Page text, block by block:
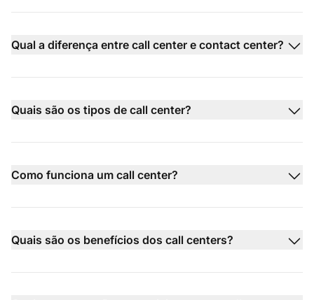
Qual a diferença entre call center e contact center?
Quais são os tipos de call center?
Como funciona um call center?
Quais são os benefícios dos call centers?